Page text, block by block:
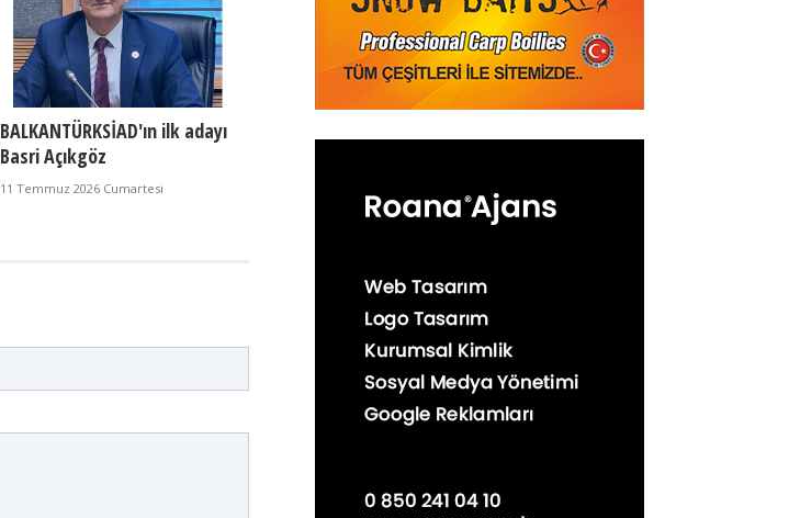
BALKANTÜRKSİAD'ın ilk adayı
Basri Açıkgöz
11 Temmuz 2026 Cumartesi